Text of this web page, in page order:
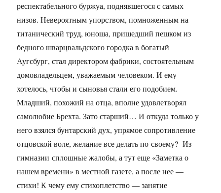
респектабельного буржуа, поднявшегося с самых
низов. Невероятным упорством, помноженным на
титанический труд, юноша, пришедший пешком из
бедного шварцвальдского городка в богатый
Аугсбург, стал директором фабрики, состоятельным
домовладельцем, уважаемым человеком. И ему
хотелось, чтобы и сыновья стали его подобием.
Младший, похожий на отца, вполне удовлетворял
самолюбие Брехта. Зато старший… И откуда только у
него взялся бунтарский дух, упрямое сопротивление
отцовской воле, желание все делать по-своему? Из
гимназии сплошные жалобы, а тут еще «Заметка о
нашем времени» в местной газете, а после нее —
стихи! К чему ему стихоплетство — занятие